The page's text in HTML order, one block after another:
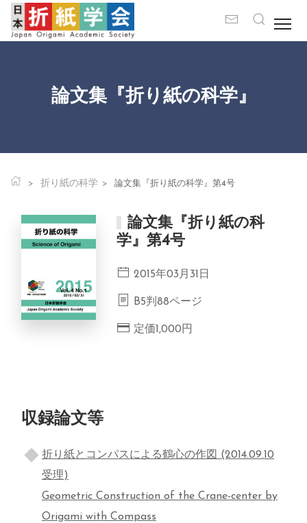
論文集『折り紙の科学』
折り紙の科学 論文集『折り紙の科学』第4号
論文集『折り紙の科
学』第4号
2015年03月31日
B5判88ページ
定価1,000円
収録論文等
折り紙とコンパスによる鶴心の作図 (2014.09.10
受理)
Geometric Construction of the Crane-center by
Origami with Compass